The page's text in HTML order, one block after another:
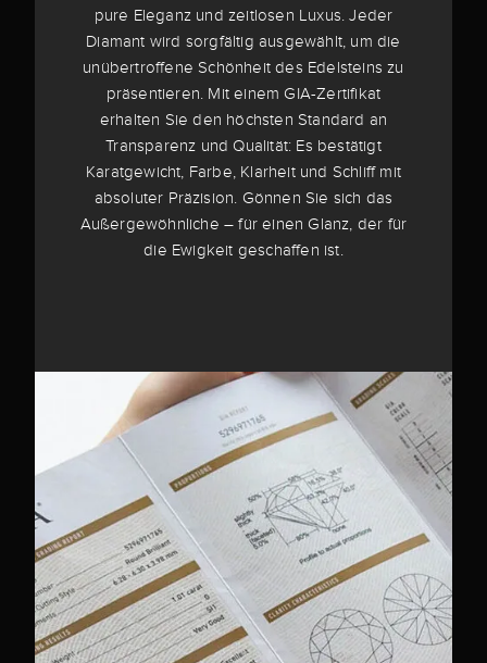
pure Eleganz und zeitlosen Luxus. Jeder
Diamant wird sorgfältig ausgewählt, um die
unübertroffene Schönheit des Edelsteins zu
präsentieren. Mit einem GIA-Zertifikat
erhalten Sie den höchsten Standard an
Transparenz und Qualität: Es bestätigt
Karatgewicht, Farbe, Klarheit und Schliff mit
absoluter Präzision. Gönnen Sie sich das
Außergewöhnliche – für einen Glanz, der für
die Ewigkeit geschaffen ist.